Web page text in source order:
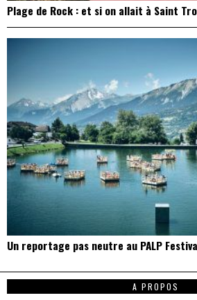
Plage de Rock : et si on allait à Saint
Un reportage pas neutre au PALP
A PROPOS